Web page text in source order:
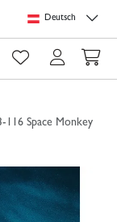
Deutsch
0
116 Space Monkey